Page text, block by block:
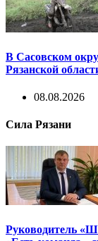
В Сасовском
Рязанской
08.08.2026
Сила Рязани
Руководитель